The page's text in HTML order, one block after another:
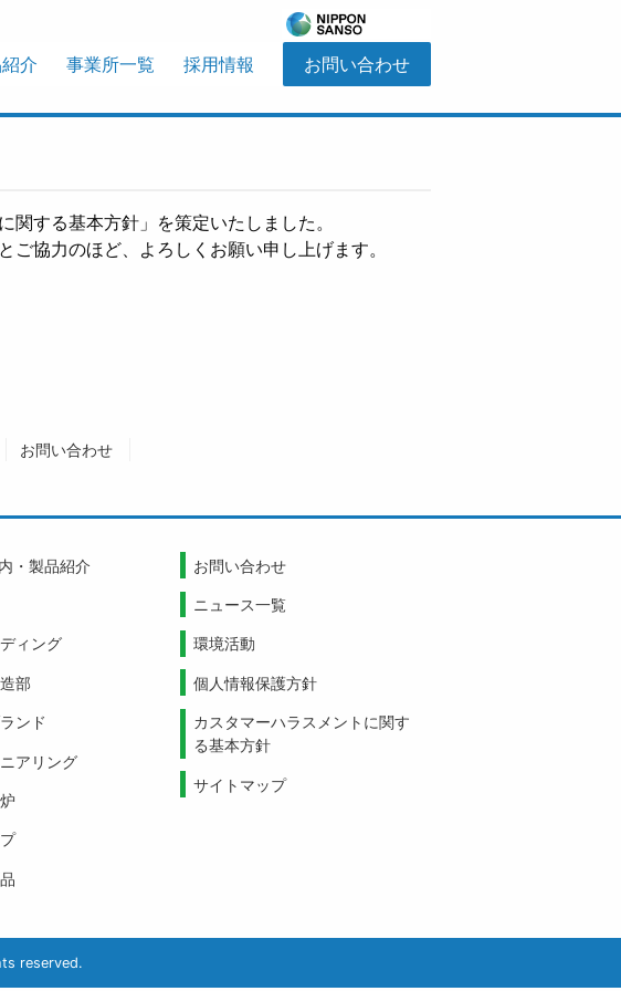
介 事業所一覧 採用情報 お問い合わせ
する基本方針」を策定いたしました。
協力のほど、よろしくお願い申し上げます。
お問い合わせ
・製品紹介
ィング
部
ンド
アリング
お問い合わせ
ニュース一覧
環境活動
個人情報保護方針
カスタマーハラスメントに関す
る基本方針
サイトマップ
reserved.